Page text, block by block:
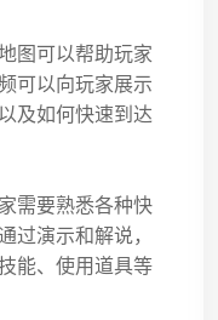
图可以帮助玩家
可以向玩家展示
及如何快速到达
需要熟悉各种快
过演示和解说，
能、使用道具等